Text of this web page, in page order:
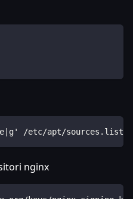
/etc/apt/
nginx